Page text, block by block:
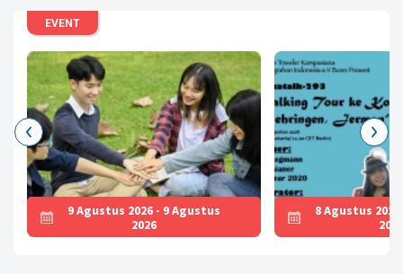
EVENT
9 Agustus 2026 - 9 Agustus
2026
8 Agustus
2026